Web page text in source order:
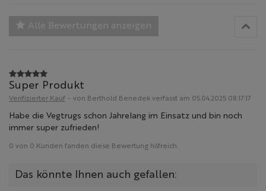
Alle Bewertungen anzeigen
Super Produkt
Verifizierter Kauf - von Berthold Benedek verfasst am 05.04.2025 08:17:17
Habe die Vegtrugs schon Jahrelang im Einsatz und bin noch
immer super zufrieden!
0 von 0 Kunden fanden diese Bewertung hilfreich.
Das könnte Ihnen auch gefallen: